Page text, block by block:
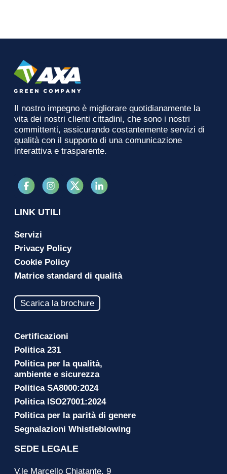
Il nostro impegno è migliorare quotidianamente la
vita dei nostri clienti cittadini, che sono i nostri
committenti, assicurando costantemente servizi di
qualità con il supporto di una comunicazione
interattiva e trasparente.
LINK UTILI
Servizi
Privacy Policy
Cookie Policy
Matrice standard di qualità
Scarica la brochure
Certificazioni
Politica 231
Politica per la qualità,
ambiente e sicurezza
Politica SA8000:2024
Politica ISO27001:2024
Politica per la parità di genere
Segnalazioni Whistleblowing
SEDE LEGALE
V.le Marcello Chiatante, 9